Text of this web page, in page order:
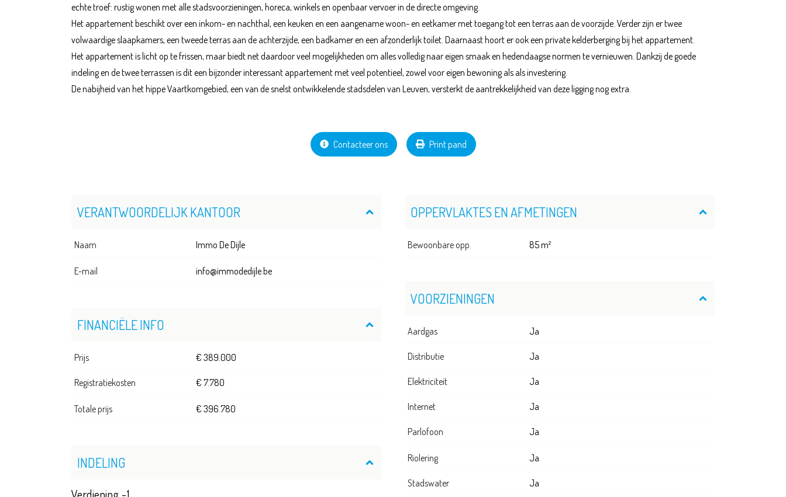
echte troef: rustig wonen met alle stadsvoorzieningen, horeca, winkels en openbaar vervoer in de directe omgeving.
Het appartement beschikt over een inkom- en nachthal, een keuken en een aangename woon- en eetkamer met toegang tot een terras aan de voorzijde. Verder zijn er twee
volwaardige slaapkamers, een tweede terras aan de achterzijde, een badkamer en een afzonderlijk toilet. Daarnaast hoort er ook een private kelderberging bij het appartement.
Het appartement is licht op te frissen, maar biedt net daardoor veel mogelijkheden om alles volledig naar eigen smaak en hedendaagse normen te vernieuwen. Dankzij de goede
indeling en de twee terrassen is dit een bijzonder interessant appartement met veel potentieel, zowel voor eigen bewoning als als investering.
De nabijheid van het hippe Vaartkomgebied, een van de snelst ontwikkelende stadsdelen van Leuven, versterkt de aantrekkelijkheid van deze ligging nog extra.
Contacteer ons Print pand
VERANTWOORDELIJK KANTOOR
Naam Immo De Dijle
E-mail info@immodedijle.be
FINANCIËLE INFO
Prijs € 389.000
Registratiekosten € 7.780
Totale prijs € 396.780
INDELING
Verdieping -1
OPPERVLAKTES EN AFMETINGEN
Bewoonbare opp. 85 m²
VOORZIENINGEN
Aardgas Ja
Distributie Ja
Elektriciteit Ja
Internet Ja
Parlofoon Ja
Riolering Ja
Stadswater Ja